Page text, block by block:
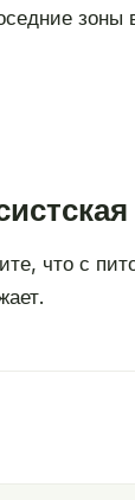
зоны
что с